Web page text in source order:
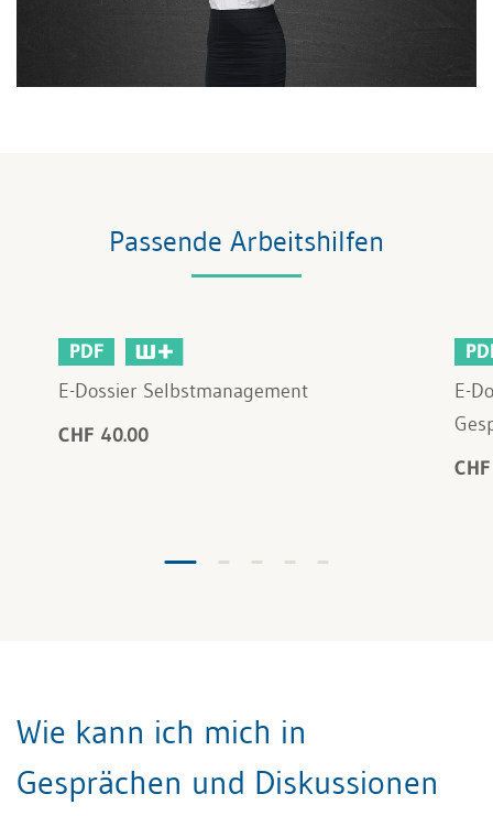
Passende Arbeitshilfen
PDF
E-Dossier Selbstmanagement
CHF 40.00
E-
Wie kann ich mich in
Gesprächen und Diskussionen